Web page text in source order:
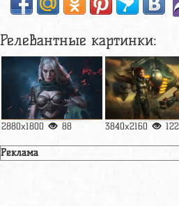
Релевантные картинки:
2880x1800 88 3840x2160 122
Реклама